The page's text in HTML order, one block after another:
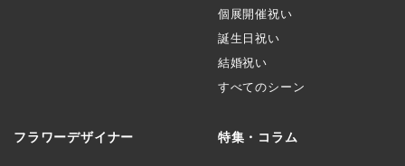
個展開催祝い
誕生日祝い
結婚祝い
すべてのシーン
フラワーデザイナー 特集・コラム